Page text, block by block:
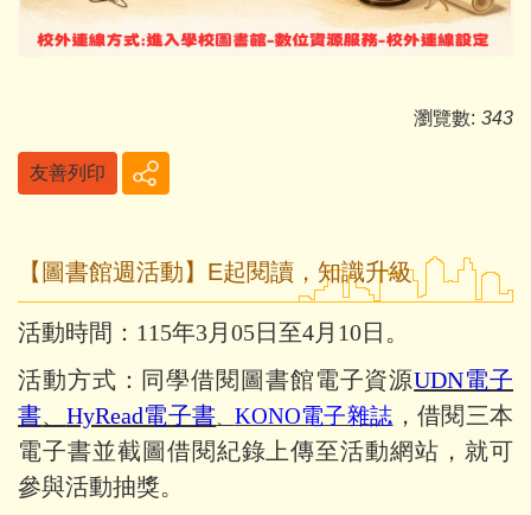
瀏覽數: 343
友善列印
【圖書館週活動】E起閱讀，知識升級
活動時間：115年3月05日至4月10日。
活動方式：同學借閱圖書館電子資源UDN電子
書、 HyRead電子書 KONO電子雜誌 ，借閱三本
電子書並截圖借閱紀錄上傳至活動網站，就可
參與活動抽獎。